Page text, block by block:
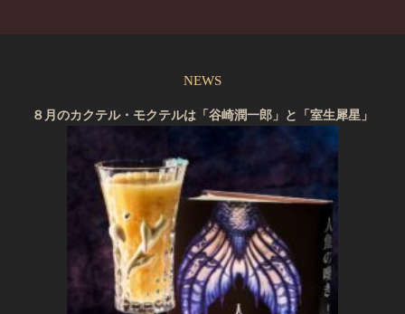
NEWS
８月のカクテル・モクテルは「谷崎潤一郎」と「室生犀星」